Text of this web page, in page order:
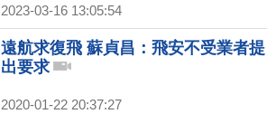
2023-03-16 13:05:54
遠航求復飛 蘇貞昌：飛安不受業者提
出要求
2020-01-22 20:37:27